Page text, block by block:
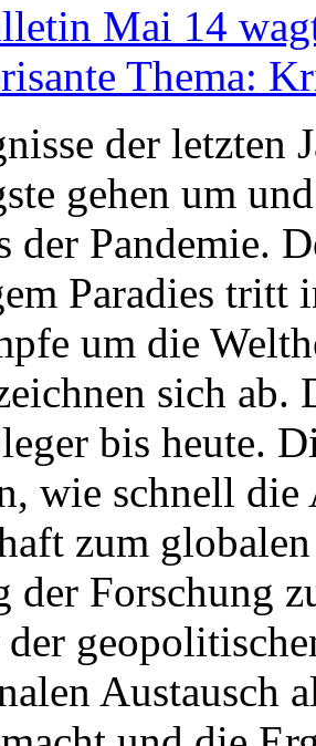
Mai 14
Thema:
der letzten
gehen um
der Pandemie.
Paradies tritt
um die
sich
bis heute.
wie schnell die
zum
der Forschung
Austausch